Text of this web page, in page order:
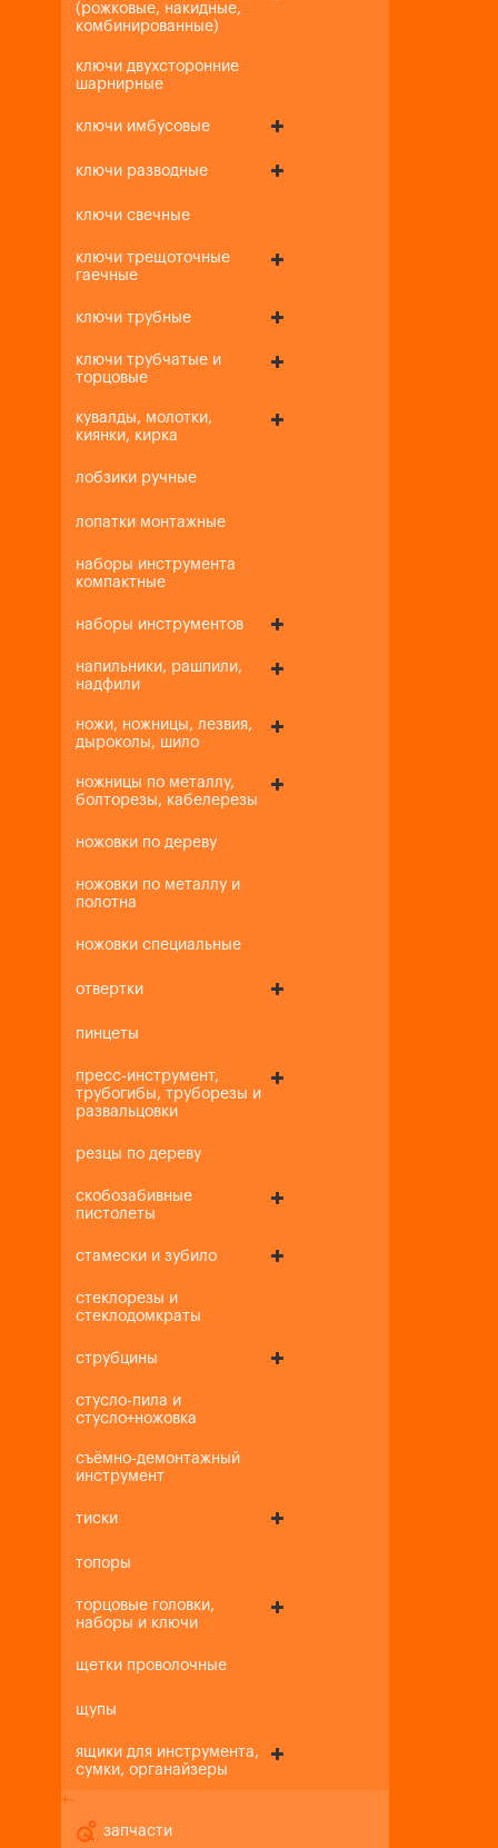
(рожковые, накидные,
комбинированные)
ключи двухсторонние
шарнирные
ключи имбусовые
ключи разводные
ключи свечные
ключи трещоточные
гаечные
ключи трубные
ключи трубчатые и
торцовые
кувалды, молотки,
киянки, кирка
лобзики ручные
лопатки монтажные
наборы инструмента
компактные
наборы инструментов
напильники, рашпили,
надфили
ножи, ножницы, лезвия,
дыроколы, шило
ножницы по металлу,
болторезы, кабелерезы
ножовки по дереву
ножовки по металлу и
полотна
ножовки специальные
отвертки
пинцеты
пресс-инструмент,
трубогибы, труборезы и
развальцовки
резцы по дереву
скобозабивные
пистолеты
стамески и зубило
стеклорезы и
стеклодомкраты
струбцины
стусло-пила и
стусло+ножовка
съёмно-демонтажный
инструмент
тиски
топоры
торцовые головки,
наборы и ключи
щетки проволочные
щупы
ящики для инструмента,
сумки, органайзеры
+-
запчасти